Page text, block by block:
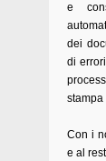
e
dei
di
Con i
e al